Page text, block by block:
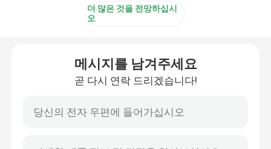
더 많은 것을 전망하십시
오
메시지를 남겨주세요
곧 다시 연락 드리겠습니다!